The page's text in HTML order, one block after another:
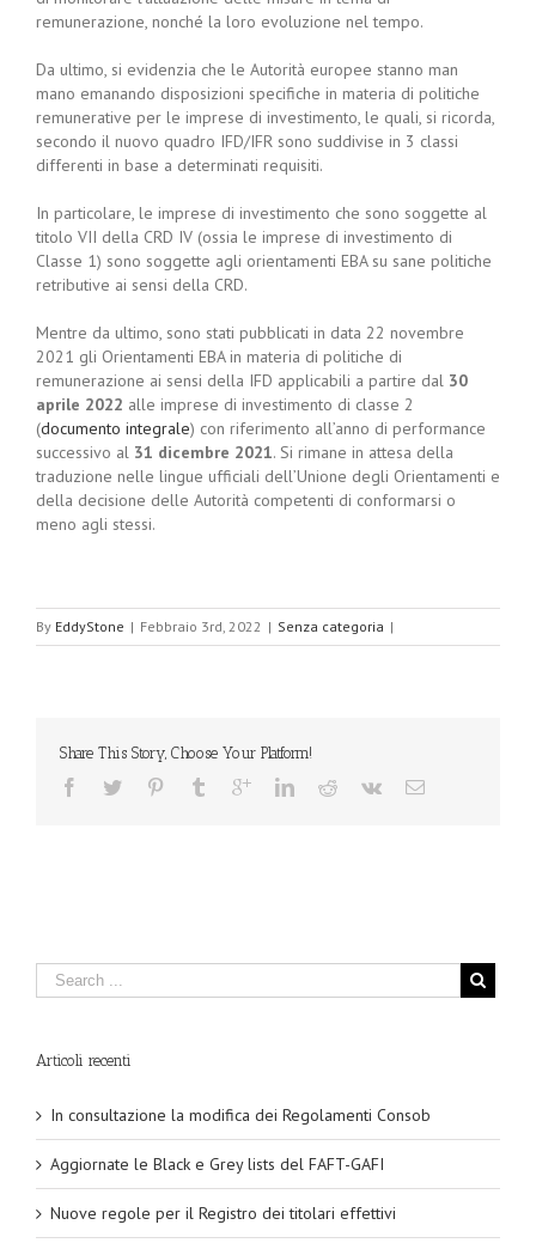
remunerazione, nonché la loro evoluzione nel tempo.
Da ultimo, si evidenzia che le Autorità europee stanno man
mano emanando disposizioni specifiche in materia di politiche
remunerative per le imprese di investimento, le quali, si ricorda,
secondo il nuovo quadro IFD/IFR sono suddivise in 3 classi
differenti in base a determinati requisiti.
In particolare, le imprese di investimento che sono soggette al
titolo VII della CRD IV (ossia le imprese di investimento di
Classe 1) sono soggette agli orientamenti EBA su sane politiche
retributive ai sensi della CRD.
Mentre da ultimo, sono stati pubblicati in data 22 novembre
2021 gli Orientamenti EBA in materia di politiche di
remunerazione ai sensi della IFD applicabili a partire dal 30
aprile 2022 alle imprese di investimento di classe 2
(documento integrale) con riferimento all’anno di performance
successivo al 31 dicembre 2021. Si rimane in attesa della
traduzione nelle lingue ufficiali dell’Unione degli Orientamenti e
della decisione delle Autorità competenti di conformarsi o
meno agli stessi.
By EddyStone | Febbraio 3rd, 2022 | Senza categoria |
Share This Story, Choose Your Platform!
Articoli recenti
In consultazione la modifica dei Regolamenti Consob
Aggiornate le Black e Grey lists del FAFT-GAFI
Nuove regole per il Registro dei titolari effettivi